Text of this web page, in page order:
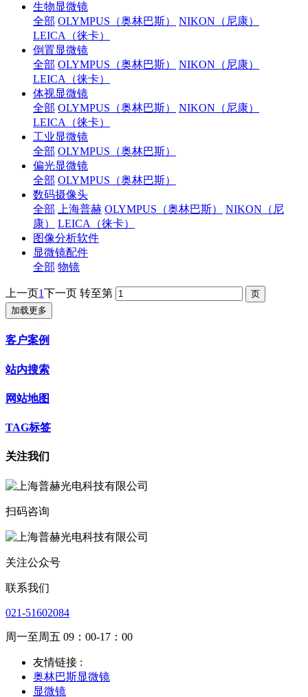
生物显微镜
全部 OLYMPUS（奥林巴斯）
NIKON（尼康）
LEICA（徕卡）
倒置显微镜
全部 OLYMPUS（奥林巴斯）
NIKON（尼康）
LEICA（徕卡）
体视显微镜
全部 OLYMPUS（奥林巴斯）
NIKON（尼康）
LEICA（徕卡）
工业显微镜
全部 OLYMPUS（奥林巴斯）
偏光显微镜
全部 OLYMPUS（奥林巴斯）
数码摄像头
全部
上海普赫 OLYMPUS（奥林巴斯）
NIKON（尼
康）
LEICA（徕卡）
图像分析软件
显微镜配件
全部 物镜
上一页1下一页 转至第
加载更多
客户案例
站内搜索
网站地图
TAG标签
关注我们
扫码咨询
关注公众号
联系我们
021-51602084
周一至周五 09：00-17：00
友情链接 :
奥林巴斯显微镜
显微镜